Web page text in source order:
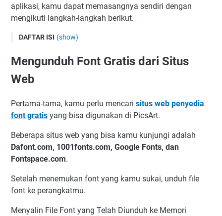
aplikasi, kamu dapat memasangnya sendiri dengan
mengikuti langkah-langkah berikut.
DAFTAR ISI (show)
Menambahkan Font ke Aplikasi PicsArt
Mengatur Ukuran, Warna, dan Gaya Font di PicsArt
1 Dafont.com
3 Google Fonts
4 Fontspace.com
Mengunduh Font Gratis dari Situs
Web
Pertama-tama, kamu perlu mencari situs web penyedia
font gratis yang bisa digunakan di PicsArt.
Beberapa situs web yang bisa kamu kunjungi adalah
Dafont.com, 1001fonts.com, Google Fonts, dan
Fontspace.com.
Setelah menemukan font yang kamu sukai, unduh file
font ke perangkatmu.
Menyalin File Font yang Telah Diunduh ke Memori